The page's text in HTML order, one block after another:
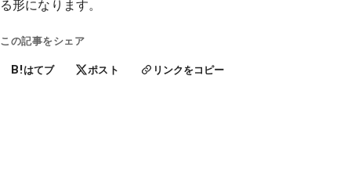
る形になります。
この記事をシェア
B!はてブ ポスト リンクをコピー